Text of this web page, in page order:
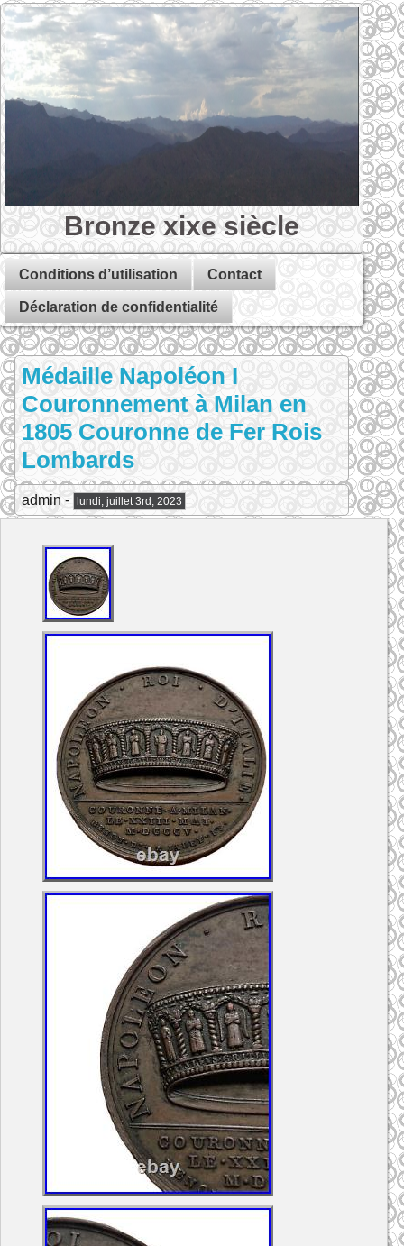
Bronze xixe siècle
Conditions d’utilisation Contact
Déclaration de confidentialité
Médaille Napoléon I
Couronnement à Milan en
1805 Couronne de Fer Rois
Lombards
admin - lundi, juillet 3rd, 2023